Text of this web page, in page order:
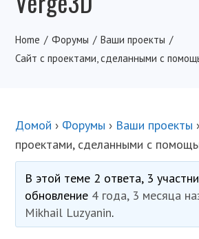
Home Форумы
Ваши проекты
Сайт с проектами, сделанными с
Домой › Форумы › Ваши проекты ›
проектами, сделанными с
В этой теме 2 ответа, 3
обновление 4 года, 3 месяца
Mikhail Luzyanin.